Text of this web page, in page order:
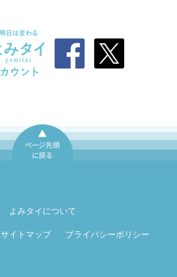
よみタイについて
サイトマップ プライバシーポリシー